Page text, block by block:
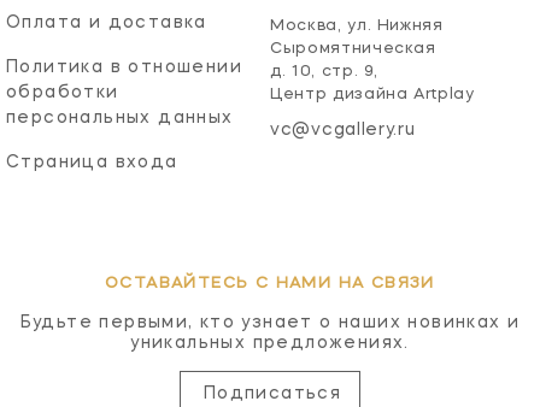
Оплата и доставка
Политика в отношении
обработки
персональных данных
Страница входа
Москва, ул. Нижняя
Сыромятническая
д. 10, стр. 9,
Центр дизайна Artplay
vc@vcgallery.ru
ОСТАВАЙТЕСЬ С НАМИ НА СВЯЗИ
Будьте первыми, кто узнает о наших новинках и
уникальных предложениях.
Подписаться